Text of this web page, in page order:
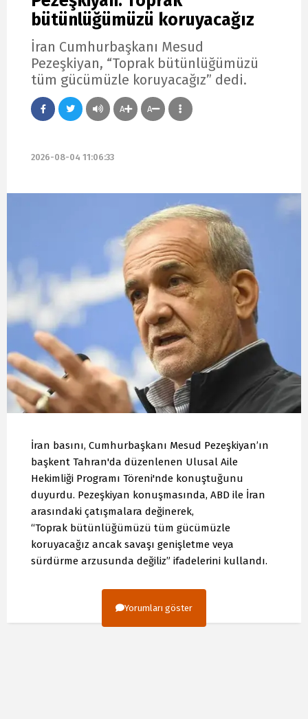
bütünlüğümüzü koruyacağız
İran Cumhurbaşkanı Mesud
Pezeşkiyan, “Toprak bütünlüğümüzü
tüm gücümüzle koruyacağız” dedi.
A A
2026-08-04 11:06:33
İran basını, Cumhurbaşkanı Mesud Pezeşkiyan’ın
başkent Tahran'da düzenlenen Ulusal Aile
Hekimliği Programı Töreni'nde konuştuğunu
duyurdu. Pezeşkiyan konuşmasında, ABD ile İran
arasındaki çatışmalara değinerek,
“Toprak bütünlüğümüzü tüm gücümüzle
koruyacağız ancak savaşı genişletme veya
sürdürme arzusunda değiliz” ifadelerini kullandı.
Yorumları göster